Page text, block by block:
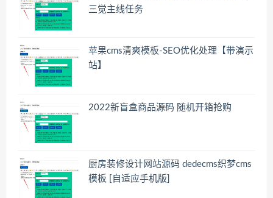
三觉主线任务
苹果cms清爽模板-SEO优化处理【带演示
站】
2022新盲盒商品源码 随机开箱抢购
厨房装修设计网站源码 dedecms织梦cms
模板 [自适应手机版]